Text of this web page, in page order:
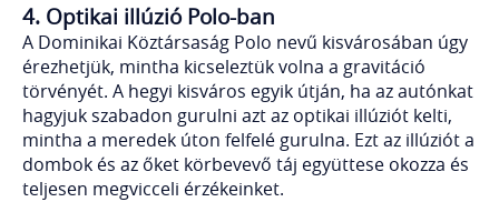
4. Optikai illúzió Polo-ban
A Dominikai Köztársaság Polo nevű kisvárosában úgy
érezhetjük, mintha kicseleztük volna a gravitáció
törvényét. A hegyi kisváros egyik útján, ha az autónkat
hagyjuk szabadon gurulni azt az optikai illúziót kelti,
mintha a meredek úton felfelé gurulna. Ezt az illúziót a
dombok és az őket körbevevő táj együttese okozza és
teljesen megvicceli érzékeinket.